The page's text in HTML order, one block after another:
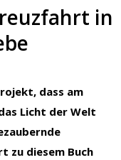
in
dass am
Licht der Welt
zu diesem Buch